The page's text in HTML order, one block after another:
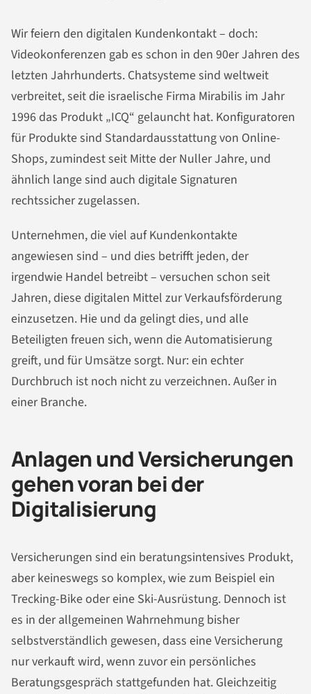
Wir feiern den digitalen Kundenkontakt – doch:
Videokonferenzen gab es schon in den 90er Jahren des
letzten Jahrhunderts. Chatsysteme sind weltweit
verbreitet, seit die israelische Firma Mirabilis im Jahr
1996 das Produkt „ICQ“ gelauncht hat. Konfiguratoren
für Produkte sind Standardausstattung von Online-
Shops, zumindest seit Mitte der Nuller Jahre, und
ähnlich lange sind auch digitale Signaturen
rechtssicher zugelassen.
Unternehmen, die viel auf Kundenkontakte
angewiesen sind – und dies betrifft jeden, der
irgendwie Handel betreibt – versuchen schon seit
Jahren, diese digitalen Mittel zur Verkaufsförderung
einzusetzen. Hie und da gelingt dies, und alle
Beteiligten freuen sich, wenn die Automatisierung
greift, und für Umsätze sorgt. Nur: ein echter
Durchbruch ist noch nicht zu verzeichnen. Außer in
einer Branche.
Anlagen und Versicherungen
gehen voran bei der
Digitalisierung
Versicherungen sind ein beratungsintensives Produkt,
aber keineswegs so komplex, wie zum Beispiel ein
Trecking-Bike oder eine Ski-Ausrüstung. Dennoch ist
es in der allgemeinen Wahrnehmung bisher
selbstverständlich gewesen, dass eine Versicherung
nur verkauft wird, wenn zuvor ein persönliches
Beratungsgespräch stattgefunden hat. Gleichzeitig